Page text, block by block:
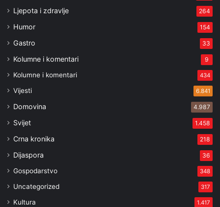
Ljepota i zdravlje 264
Humor 154
Gastro 33
Kolumne i komentari 9
Kolumne i komentari 434
Vijesti 6.841
Domovina 4.987
Svijet 1.458
Crna kronika 218
Dijaspora 36
Gospodarstvo 348
Uncategorized 317
Kultura 1.417